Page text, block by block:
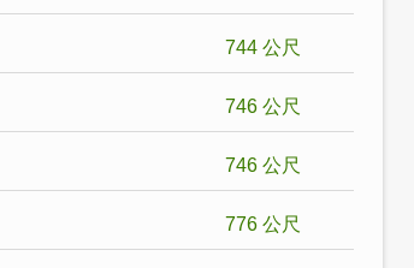
744 公尺
746 公尺
746 公尺
776 公尺